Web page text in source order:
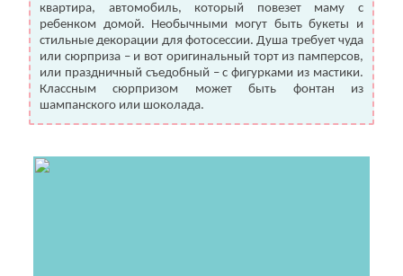
квартира, автомобиль, который повезет маму с
ребенком домой. Необычными могут быть букеты и
стильные декорации для фотосессии. Душа требует чуда
или сюрприза – и вот оригинальный торт из памперсов,
или праздничный съедобный – с фигурками из мастики.
Классным сюрпризом может быть фонтан из
шампанского или шоколада.